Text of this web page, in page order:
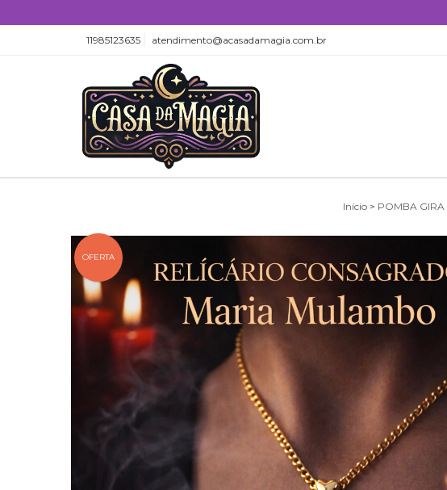
11985123635 atendimento@acasadamagia.com.br
Início > POMBA GIRA
OFERTA